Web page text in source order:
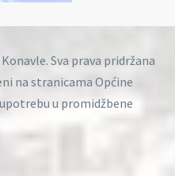
Sva prava pridržana
na stranicama Općine
u promidžbene